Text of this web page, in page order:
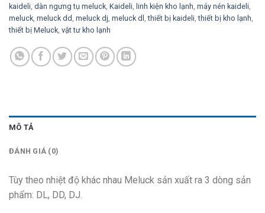
kaideli, dàn ngưng tụ meluck, Kaideli, linh kiện kho lạnh, máy nén kaideli,
meluck, meluck dd, meluck dj, meluck dl ,thiết bị kaideli,thiết bị kho lạnh,
thiết bị Meluck, vật tư kho lạnh
MÔ TẢ
ĐÁNH GIÁ (0)
Tùy theo nhiệt độ khác nhau Meluck sản xuất ra 3 dòng sản
phẩm: DL, DD, DJ.